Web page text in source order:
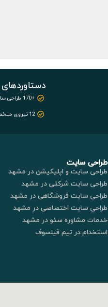
+170 طراحی سایت
12 نیروی متخصص
طراحی سایت
طراحی سایت و اپلیکیشن در مشهد
طراحی سایت شرکتی در مشهد
طراحی سایت فروشگاهی در مشهد
طراحی سایت اختصاصی در مشهد
خدمات مشاوره سئو در مشهد
استخدام در تیم فیلسوف